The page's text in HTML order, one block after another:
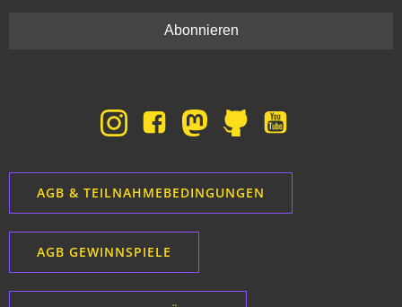
AGB & TEILNAHMEBEDINGUNGEN
AGB GEWINNSPIELE